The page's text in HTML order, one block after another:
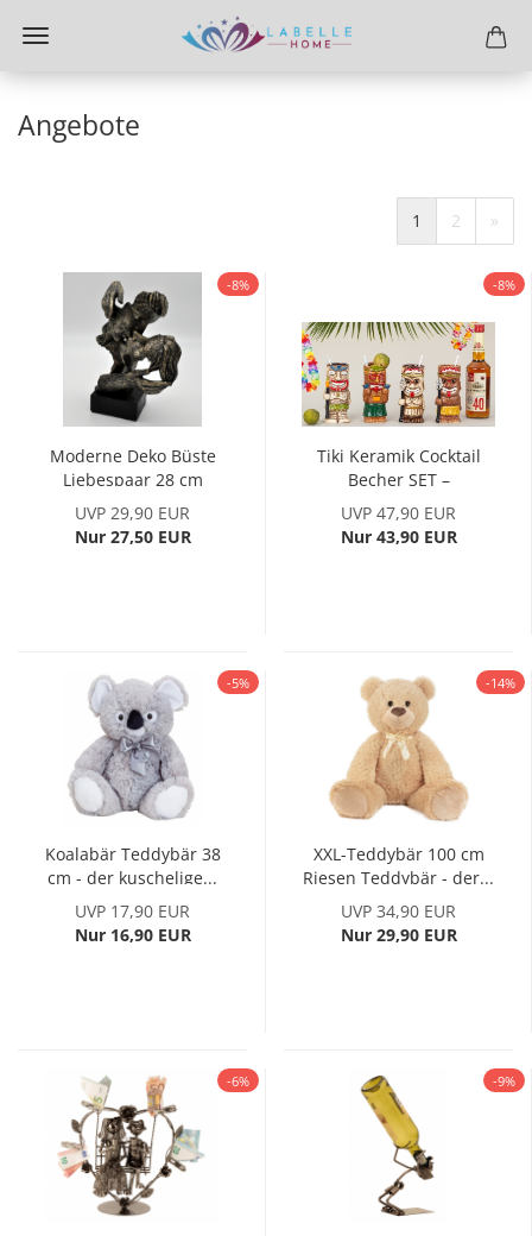
Angebote
1 2 »
-8%
Moderne Deko Büste
Liebespaar 28 cm
Antikfarben...
UVP 29,90 EUR
Nur 27,50 EUR
-8%
Tiki Keramik Cocktail
Becher SET –
Exotische...
UVP 47,90 EUR
Nur 43,90 EUR
-5%
Koalabär Teddybär 38
cm - der kuschelige...
UVP 17,90 EUR
Nur 16,90 EUR
-14%
XXL-Teddybär 100 cm
Riesen Teddybär - der...
UVP 34,90 EUR
Nur 29,90 EUR
-6% -9%